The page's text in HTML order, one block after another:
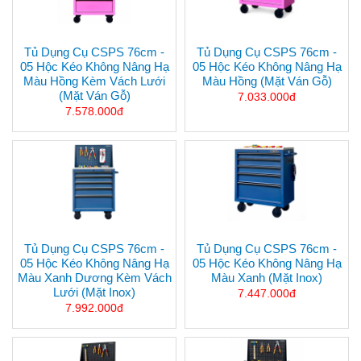
Tủ Dụng Cụ CSPS 76cm -
05 Hộc Kéo Không Nâng Hạ
Màu Hồng Kèm Vách Lưới
(mặt Ván Gỗ)
7.578.000đ
Tủ Dụng Cụ CSPS 76cm -
05 Hộc Kéo Không Nâng Hạ
Màu Hồng (mặt Ván Gỗ)
7.033.000đ
Tủ Dụng Cụ CSPS 76cm -
05 Hộc Kéo Không Nâng Hạ
Màu Xanh Dương Kèm Vách
Lưới (mặt Inox)
7.992.000đ
Tủ Dụng Cụ CSPS 76cm -
05 Hộc Kéo Không Nâng Hạ
Màu Xanh (mặt Inox)
7.447.000đ